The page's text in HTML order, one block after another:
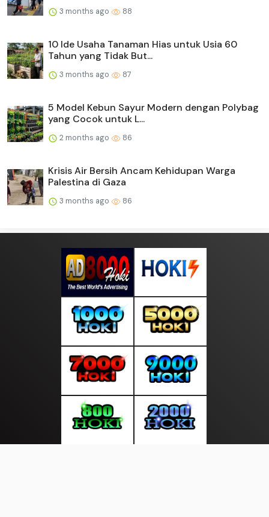
3 months ago 88
10 Ide Usaha Tanaman Hias untuk Usia 60
Tahun yang Tidak But...
3 months ago 87
5 Model Kebun Sayur Modern dengan Polybag
yang Cocok untuk L...
2 months ago 86
Krisis Air Bersih Ancam Kehidupan Warga
Palestina di Gaza
3 months ago 86